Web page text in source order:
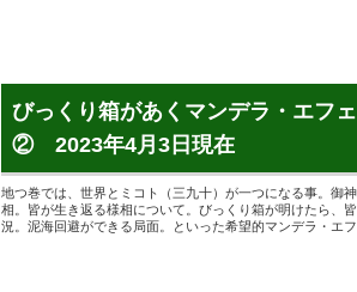
びっくり箱があくマンデラ・エフ
② 2023年4月3日現在
地つ巻では、世界とミコト（三九十）が一つになる事。御
相。皆が生き返る様相について。びっくり箱が明けたら、
況。泥海回避ができる局面。といった希望的マンデラ・エ